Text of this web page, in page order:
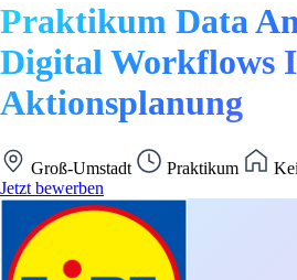
Praktikum Data
Digital Workflows
Aktionsplanung
Groß-Umstadt Praktikum
Jetzt bewerben